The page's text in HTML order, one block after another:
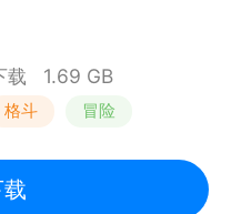
载 1.69 GB
格斗 冒险